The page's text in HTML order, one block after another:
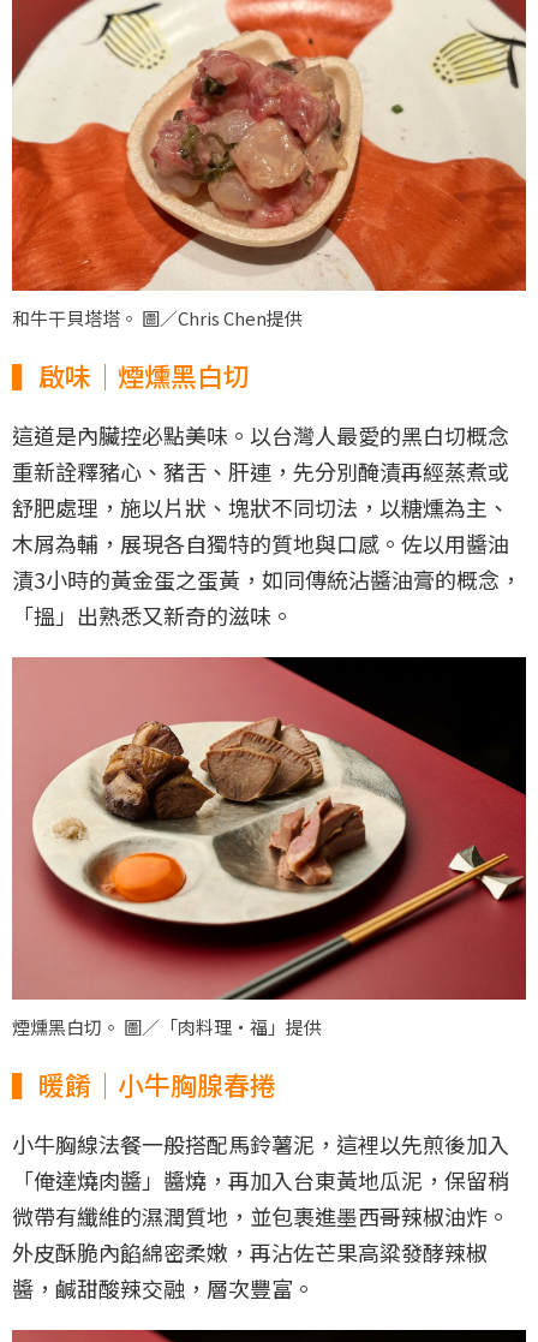
和牛干貝塔塔。 圖／Chris Chen提供
▍啟味｜煙燻黑白切
這道是內臟控必點美味。以台灣人最愛的黑白切概念
重新詮釋豬心、豬舌、肝連，先分別醃漬再經蒸煮或
舒肥處理，施以片狀、塊狀不同切法，以糖燻為主、
木屑為輔，展現各自獨特的質地與口感。佐以用醬油
漬3小時的黃金蛋之蛋黃，如同傳統沾醬油膏的概念，
「搵」出熟悉又新奇的滋味。
煙燻黑白切。 圖／「肉料理‧福」提供
▍暖餚｜小牛胸腺春捲
小牛胸線法餐一般搭配馬鈴薯泥，這裡以先煎後加入
「俺達燒肉醬」醬燒，再加入台東黃地瓜泥，保留稍
微帶有纖維的濕潤質地，並包裹進墨西哥辣椒油炸。
外皮酥脆內餡綿密柔嫩，再沾佐芒果高粱發酵辣椒
醬，鹹甜酸辣交融，層次豐富。